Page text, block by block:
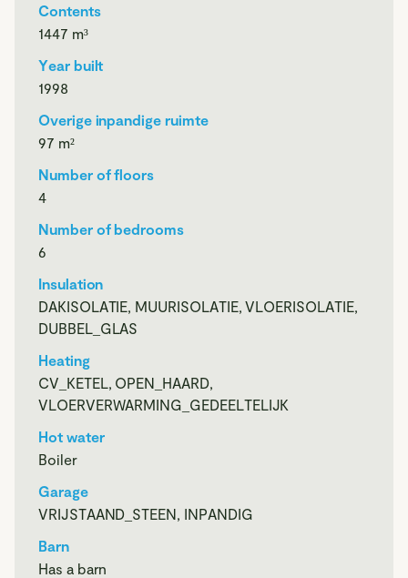
bijkeuken en de multifunctionele ruimtes maken het plaatje
compleet.
De globale indeling:
schuifdeuren naar terras, bar met spoelbak en biertap,
aparte douche en toilet, technische ruimte met sauna en
installaties, berging.
Begane grond, entree, hal met trap naar souterrain, trap
naar eerste verdieping, toilet met fonteintje, meterkast met
waterontharder, toegang tot inpandige garage, bijkeuken
met keukenblok, spoelbak en witgoedaansluitingen,
woonkamer met open haard en karakteristieke deuren naar
combimagnetron, oven, inductiekookplaat, 2 koelkasten
waarvan één met vriesvak, vaatwasser en spoelbak,
slaapkamer met vaste kast, uitzicht op het achtergelegen
natuurgebied en badkamer en suite met dubbele wastafel
Contents
1447 m³
Year built
1998
Overige inpandige ruimte
97 m²
Number of floors
4
Number of bedrooms
6
Insulation
DAKISOLATIE, MUURISOLATIE, VLOERISOLATIE,
DUBBEL_GLAS
Heating
CV_KETEL, OPEN_HAARD,
VLOERVERWARMING_GEDEELTELIJK
Hot water
Boiler
Garage
VRIJSTAAND_STEEN, INPANDIG
Barn
Has a barn